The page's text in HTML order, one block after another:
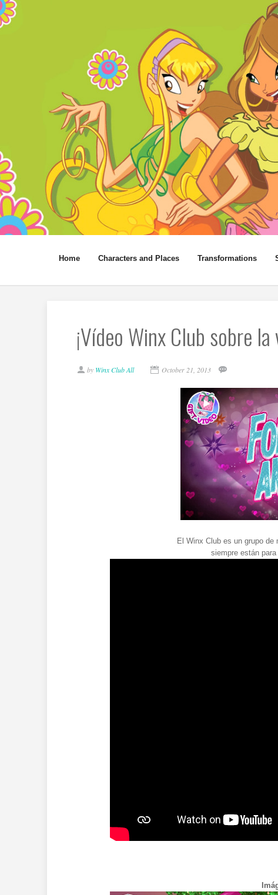
Home Characters and Places Transformations
¡Vídeo Winx Club sobre
by Winx Club All October 21, 2013
El Winx Club es un grupo
siempre están